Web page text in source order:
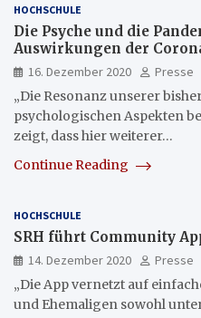
HOCHSCHULE
Die Psyche und die
Auswirkungen der
16. Dezember 2020
Presse
„Die Resonanz unserer
psychologischen Aspekten
zeigt, dass hier weiterer…
Continue Reading
HOCHSCHULE
SRH führt Community
14. Dezember 2020
Presse
„Die App vernetzt auf
und Ehemaligen sowohl